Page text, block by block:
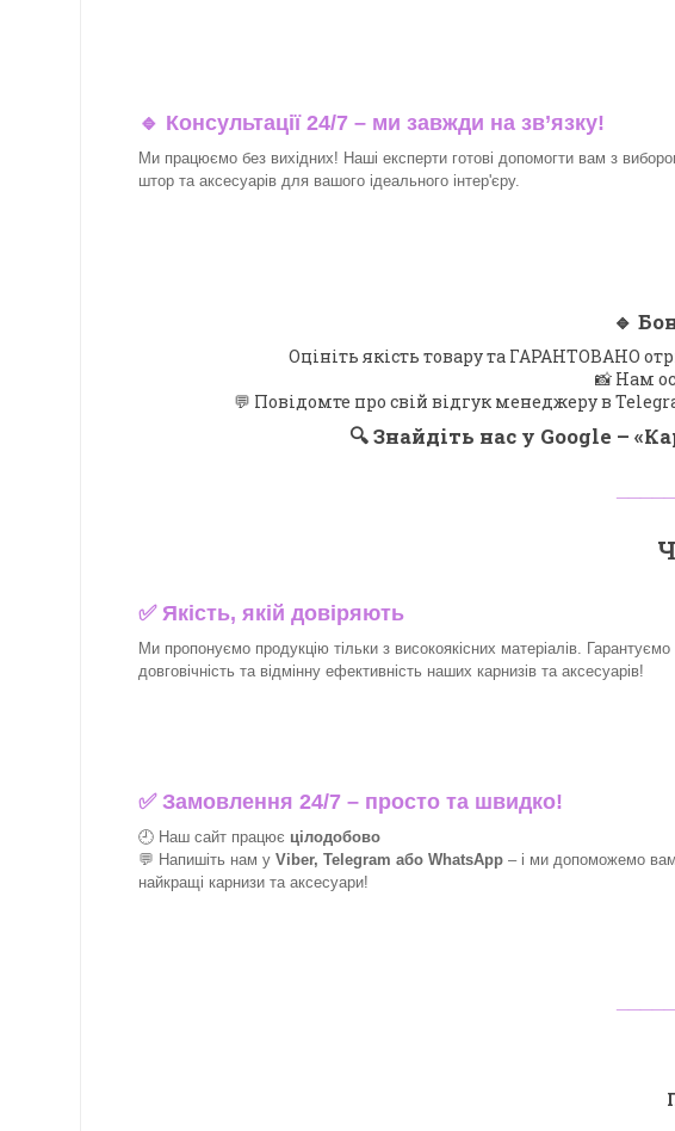
🔹 Консультації 24/7 – ми завжди на зв’язку!
Ми працюємо без вихідних! Наші експерти готові допомогти вам з
штор та аксесуарів для вашого ідеального інтер'єру.​
🔹
Оцініть якість товару та ГАРАНТОВАНО
📸 Нам
💬 Повідомте про свій відгук менеджеру в
🔍Знайдіть нас у Google – «
✅Якість, якій довіряють
Ми пропонуємо продукцію тільки з високоякісних матеріалів. Гарантуємо
довговічність та відмінну ефективність наших карнизів та аксесуарів!​
✅Замовлення 24/7 – просто та швидко!
🕘 Наш сайт працює цілодобово
💬 Напишіть нам у Viber, Telegram або WhatsApp – і ми допоможемо вам
найкращі карнизи та аксесуари!